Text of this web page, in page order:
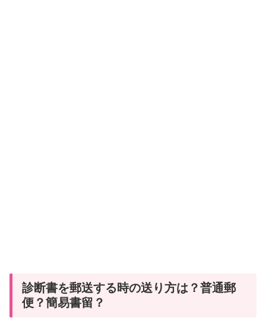
診断書を郵送する時の送り方は？普通郵
便？簡易書留？